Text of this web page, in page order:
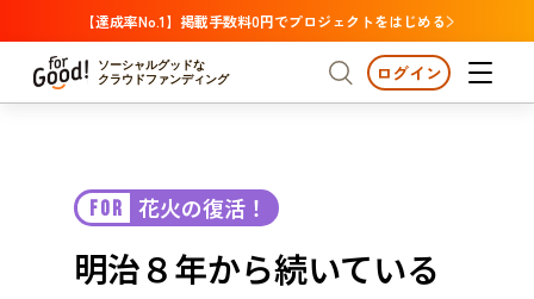
【達成率No.1】掲載手数料0円でプロジェクトをはじめる
ソーシャルグッドな
クラウドファンディング
プロジェクトからさがす
カテゴリーからさがす 国際協力
医療・福祉
注目 新着
支援金額が多い
支援人数が多い
終了日が近い
カテゴリーからさがす
ログイン
FOR 花火の復活！
明治８年から続いている